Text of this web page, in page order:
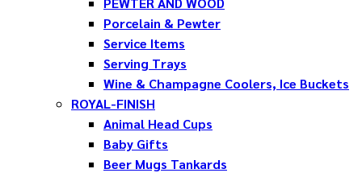
Porcelain & Pewter
Service Items
Serving Trays
Wine & Champagne Coolers, Ice Buckets
ROYAL-FINISH
Animal Head Cups
Baby Gifts
Beer Mugs Tankards